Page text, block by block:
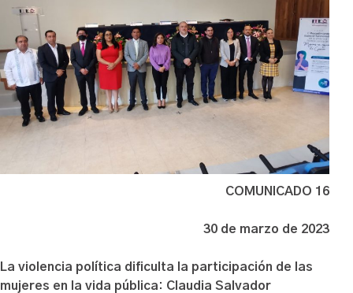
COMUNICADO 16
30 de marzo de 2023
La violencia política dificulta la participación de las
mujeres en la vida pública: Claudia Salvador